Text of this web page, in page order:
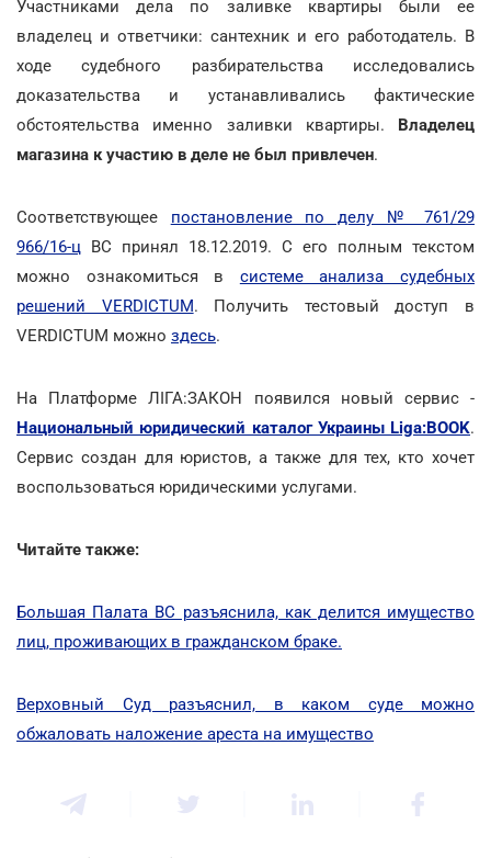
Участниками дела по заливке квартиры были ее
владелец и ответчики: сантехник и его работодатель. В
ходе судебного разбирательства исследовались
доказательства и устанавливались фактические
обстоятельства именно заливки квартиры. Владелец
магазина к участию в деле не был привлечен.
Соответствующее постановление по делу № 761/29
966/16-ц ВС принял 18.12.2019. С его полным текстом
можно ознакомиться в системе анализа судебных
решений VERDICTUM. Получить тестовый доступ в
VERDICTUM можно здесь.
На Платформе ЛІГА:ЗАКОН появился новый сервис -
Национальный юридический каталог Украины Liga:BOOK.
Сервис создан для юристов, а также для тех, кто хочет
воспользоваться юридическими услугами.
Читайте также:
Большая Палата ВС разъяснила, как делится имущество
лиц, проживающих в гражданском браке.
Верховный Суд разъяснил, в каком суде можно
обжаловать наложение ареста на имущество